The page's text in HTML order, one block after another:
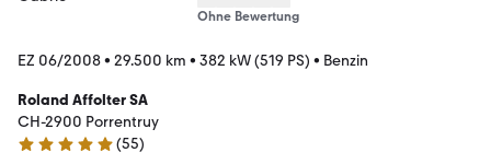
Ohne Bewertung
EZ 06/2008• 29.500 km • 382 kW (519 PS) • Benzin
Roland Affolter SA
CH-2900 Porrentruy
5 Sterne
(55)